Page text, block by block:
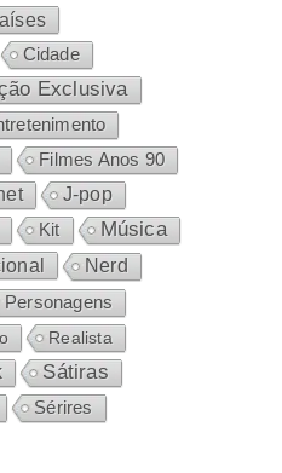
Cidade
Exclusiva
Filmes Anos 90
J-pop
Kit Música
Nerd
Personagens
Realista
Sátiras
Sérires